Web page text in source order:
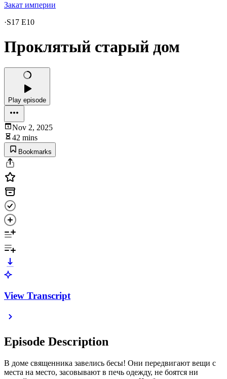
Закат империи
·S17 E10
Проклятый старый дом
Play episode
Nov 2, 2025
42 mins
Bookmarks
View Transcript
Episode Description
В доме священника завелись бесы! Они передвигают вещи с
места на место, засовывают в печь одежду, не боятся ни